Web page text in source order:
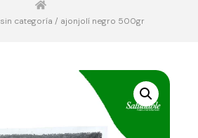
sin categoría / ajonjolí negro 500gr